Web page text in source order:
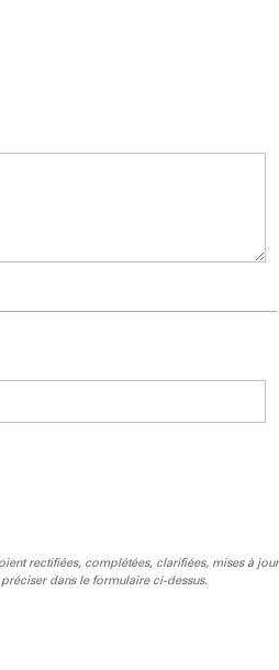
rectifiées, complétées, clarifiées, mises à jour
dans le formulaire ci-dessus.